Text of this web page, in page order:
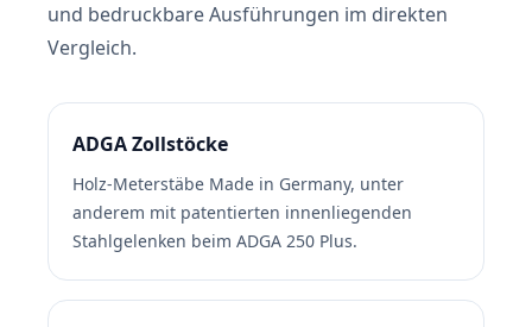
und bedruckbare Ausführungen im direkten
Vergleich.
ADGA Zollstöcke
Holz-Meterstäbe Made in Germany, unter
anderem mit patentierten innenliegenden
Stahlgelenken beim ADGA 250 Plus.